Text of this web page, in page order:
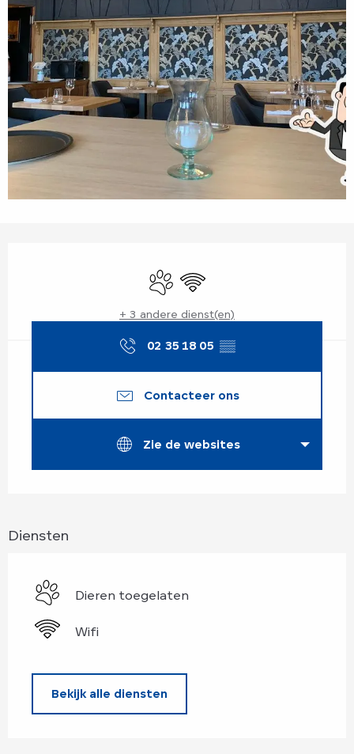
Dieren toegelaten
Wifi
+ 3 andere dienst(en)
02 35 18 05 ▒▒
Contacteer ons
Zie de websites
Diensten
Dieren toegelaten
Wifi
Bekijk alle diensten